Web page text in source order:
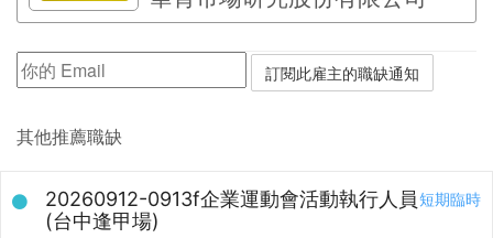
其他推薦職缺
短期臨時
20260912-0913f企業運動會活動執行人員
(台中逢甲場)